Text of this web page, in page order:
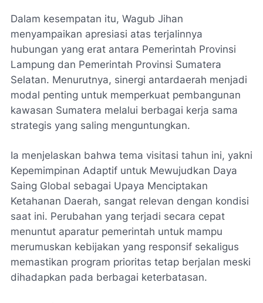
Dalam kesempatan itu, Wagub Jihan
menyampaikan apresiasi atas terjalinnya
hubungan yang erat antara Pemerintah Provinsi
Lampung dan Pemerintah Provinsi Sumatera
Selatan. Menurutnya, sinergi antardaerah menjadi
modal penting untuk memperkuat pembangunan
kawasan Sumatera melalui berbagai kerja sama
strategis yang saling menguntungkan.
Ia menjelaskan bahwa tema visitasi tahun ini, yakni
Kepemimpinan Adaptif untuk Mewujudkan Daya
Saing Global sebagai Upaya Menciptakan
Ketahanan Daerah, sangat relevan dengan kondisi
saat ini. Perubahan yang terjadi secara cepat
menuntut aparatur pemerintah untuk mampu
merumuskan kebijakan yang responsif sekaligus
memastikan program prioritas tetap berjalan meski
dihadapkan pada berbagai keterbatasan.